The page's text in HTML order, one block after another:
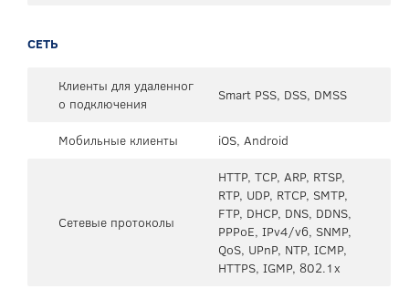
СЕТЬ
Клиенты для удаленног
о подключения
Smart PSS, DSS, DMSS
Мобильные клиенты iOS, Android
Сетевые протоколы
HTTP, TCP, ARP, RTSP,
RTP, UDP, RTCP, SMTP,
FTP, DHCP, DNS, DDNS,
PPPoE, IPv4/v6, SNMP,
QoS, UPnP, NTP, ICMP,
HTTPS, IGMP, 802.1x